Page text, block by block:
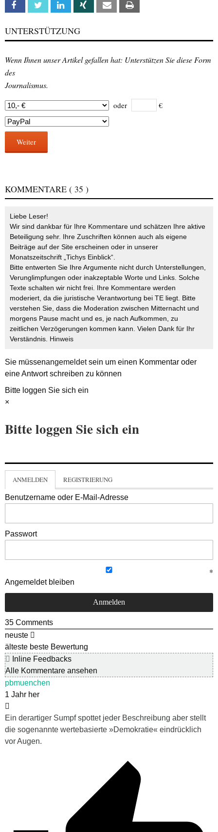
Facebook Twitter Linkedin Xing Email
UNTERSTÜTZUNG
Wenn Ihnen unser Artikel gefallen hat: Unterstützen Sie diese Form
des
Journalismus.
oder €
Weiter
KOMMENTARE ( 35 )
Liebe Leser!
Wir sind dankbar für Ihre Kommentare und schätzen Ihre aktive
Beteiligung sehr. Ihre Zuschriften können auch als eigene
Beiträge auf der Site erscheinen oder in unserer
Monatszeitschrift „Tichys Einblick“.
Bitte entwerten Sie Ihre Argumente nicht durch Unterstellungen,
Verunglimpfungen oder inakzeptable Worte und Links. Solche
Texte schalten wir nicht frei. Ihre Kommentare werden
moderiert, da die juristische Verantwortung bei TE liegt. Bitte
verstehen Sie, dass die Moderation zwischen Mitternacht und
morgens Pause macht und es, je nach Aufkommen, zu
zeitlichen Verzögerungen kommen kann. Vielen Dank für Ihr
Verständnis. Hinweis
Sie müssenangemeldetsein um einen Kommentar oder
eine Antwort schreiben zu können
Bitte loggen Sie sich ein
×
Bitte loggen Sie sich ein
ANMELDEN REGISTRIERUNG
Benutzername oder E-Mail-Adresse
Passwort
Angemeldet bleiben
35 Comments
neuste
älteste beste Bewertung
Inline Feedbacks
Alle Kommentare ansehen
pbmuenchen
1 Jahr her
Ein derartiger Sumpf spottet jeder Beschreibung aber stellt
die sogenannte wertebasierte »Demokratie« eindrücklich
vor Augen.